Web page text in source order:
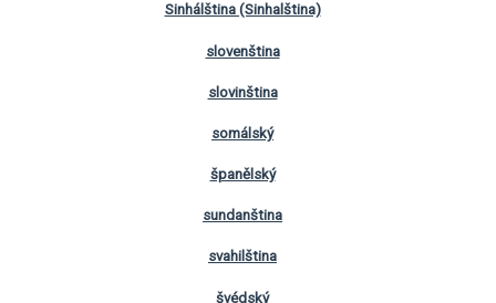
Sinhálština (Sinhalština)
slovenština
slovinština
somálský
španělský
sundanština
svahilština
švédský